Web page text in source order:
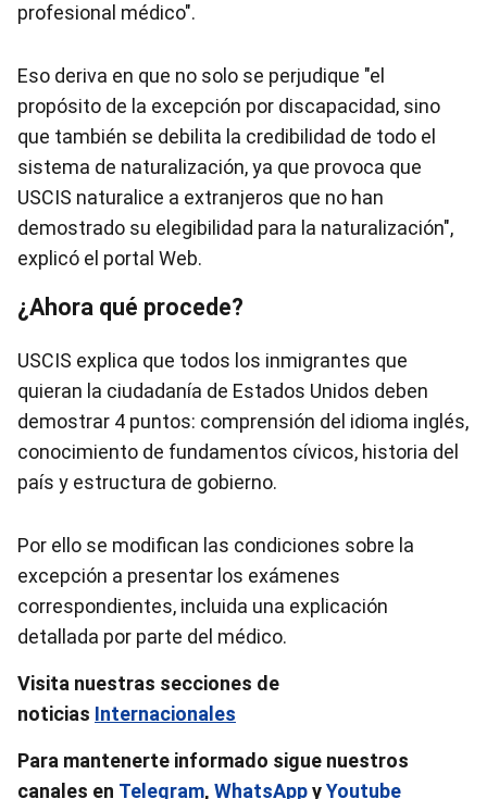
profesional médico".
Eso deriva en que no solo se perjudique "el
propósito de la excepción por discapacidad, sino
que también se debilita la credibilidad de todo el
sistema de naturalización, ya que provoca que
USCIS naturalice a extranjeros que no han
demostrado su elegibilidad para la naturalización",
explicó el portal Web.
¿Ahora qué procede?
USCIS explica que todos los inmigrantes que
quieran la ciudadanía de Estados Unidos deben
demostrar 4 puntos: comprensión del idioma inglés,
conocimiento de fundamentos cívicos, historia del
país y estructura de gobierno.
Por ello se modifican las condiciones sobre la
excepción a presentar los exámenes
correspondientes, incluida una explicación
detallada por parte del médico.
Visita nuestras secciones de
noticias Internacionales
Para mantenerte informado sigue nuestros
canales en Telegram, WhatsAppyYoutube